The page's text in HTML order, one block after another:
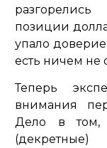
позиции
упало
есть ничем не
Теперь
внимания
Дело в том,